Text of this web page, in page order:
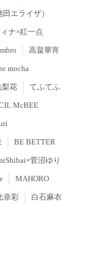
エライザ）
ナ×紅一点
高畠華宵
mocha
梨花 てふてふ
McBEE
BE BETTER
菅沼ゆり
MAHORO
奈彩 白石麻衣